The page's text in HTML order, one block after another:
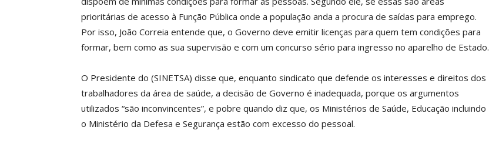
prioritárias de acesso à Função Pública onde a população anda a procura de saídas para emprego.
Por isso, João Correia entende que, o Governo deve emitir licenças para quem tem condições para
formar, bem como as sua supervisão e com um concurso sério para ingresso no aparelho de Estado.
O Presidente do (SINETSA) disse que, enquanto sindicato que defende os interesses e direitos dos
trabalhadores da área de saúde, a decisão de Governo é inadequada, porque os argumentos
utilizados “são inconvincentes”, e pobre quando diz que, os Ministérios de Saúde, Educação incluindo
o Ministério da Defesa e Segurança estão com excesso do pessoal.